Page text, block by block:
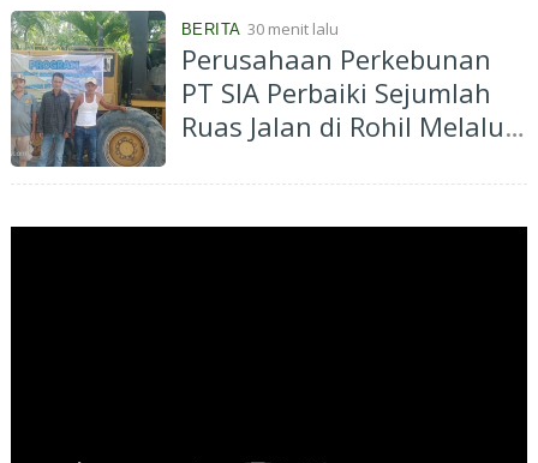
BERITA 30 menit lalu
Perusahaan Perkebunan
PT SIA Perbaiki Sejumlah
Ruas Jalan di Rohil Melalui